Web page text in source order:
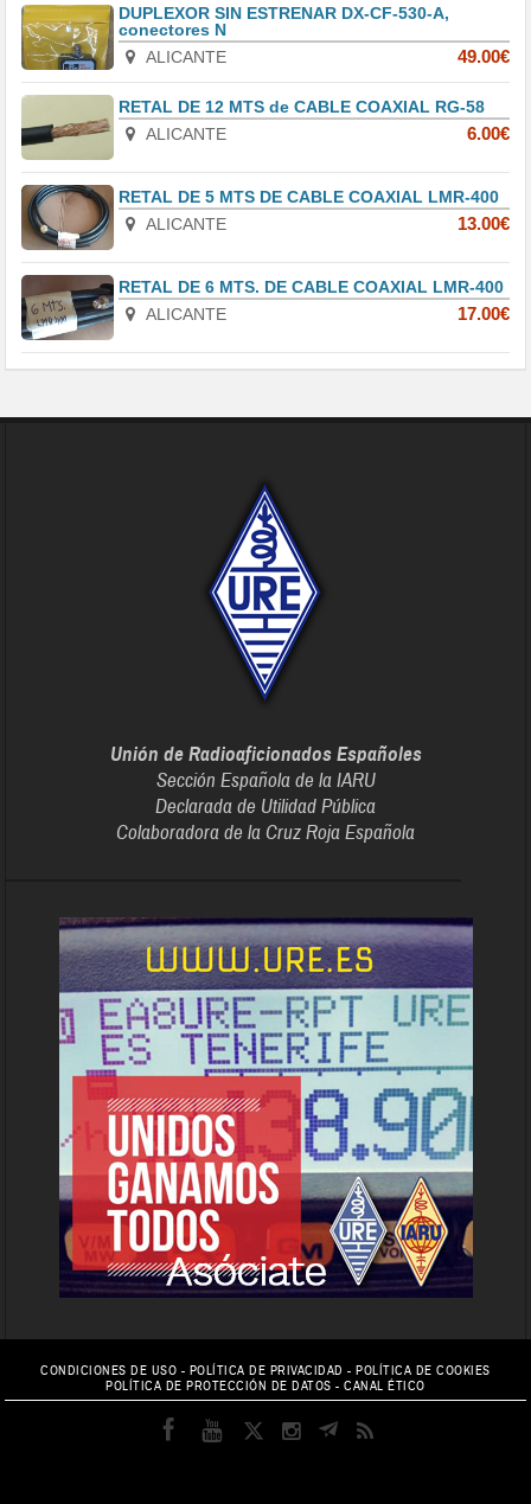
DUPLEXOR SIN ESTRENAR DX-CF-530-A,
conectores N
ALICANTE
49.00€
RETAL DE 12 MTS de CABLE COAXIAL RG-58
ALICANTE
6.00€
RETAL DE 5 MTS DE CABLE COAXIAL LMR-400
ALICANTE
13.00€
RETAL DE 6 MTS. DE CABLE COAXIAL LMR-400
ALICANTE
17.00€
Unión de Radioaficionados Españoles
Sección Española de la IARU
Declarada de Utilidad Pública
Colaboradora de la Cruz Roja Española
CONDICIONES DE USO - POLÍTICA DE PRIVACIDAD -POLÍTICA DE COOKIES
POLÍTICA DE PROTECCIÓN DE DATOS -CANAL ÉTICO